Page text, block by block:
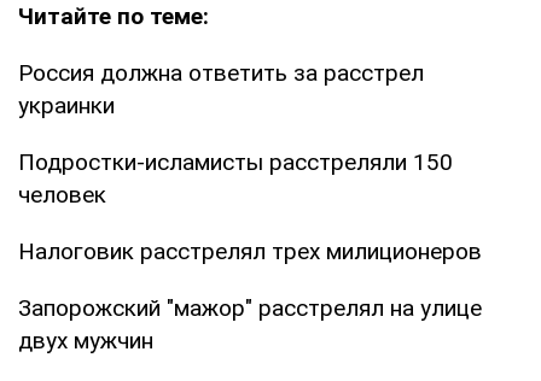
Читайте по теме:
Россия должна ответить за расстрел
украинки
Подростки-исламисты расстреляли 150
человек
Налоговик расстрелял трех милиционеров
Запорожский "мажор" расстрелял на улице
двух мужчин